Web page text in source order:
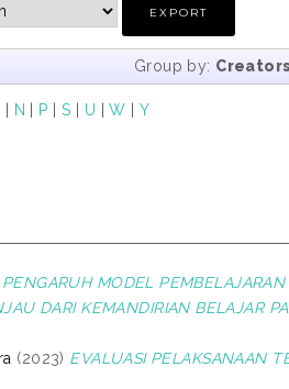
Group by: Creators
| N | P | S | U |W |Y
PENGARUH MODEL
DARI KEMANDIRIAN BELAJAR
(2023) EVALUASI PELAKSANAAN